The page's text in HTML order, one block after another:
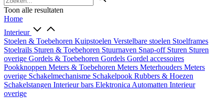
Toon alle resultaten
Home
Interieur
Stoelen & Toebehoren Kuipstoelen Verstelbare stoelen Stoelframes
Stoelrails Sturen & Toebehoren Stuurnaven Snap-off Sturen Sturen
overige Gordels & Toebehoren Gordels Gordel accessoires
Pookknoppen Meters & Toebehoren Meters Meterhouders Meters
overige Schakelmechanisme Schakelpook Rubbers & Hoezen
Schakelstangen Interieur bars Elektronica Automatten Interieur
overige